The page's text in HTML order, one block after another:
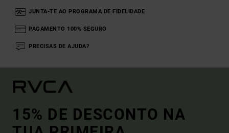
JUNTA-TE AO PROGRAMA DE FIDELIDADE
PAGAMENTO 100% SEGURO
PRECISAS DE AJUDA?
15% DE DESCONTO NA